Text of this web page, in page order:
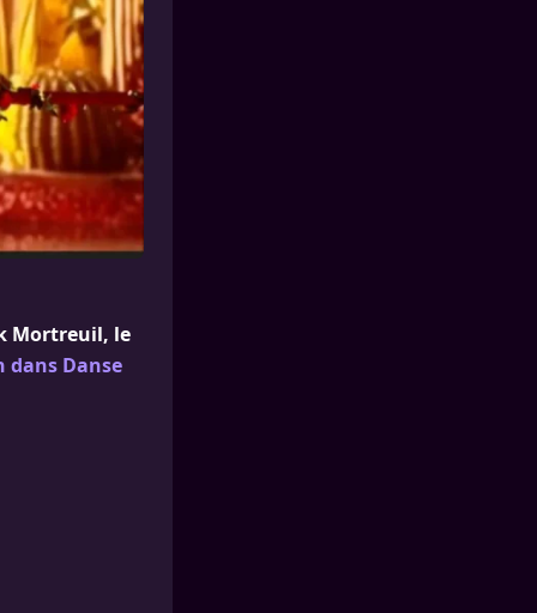
Mortreuil, le
dans Danse